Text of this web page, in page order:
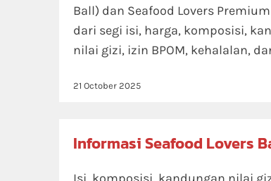
Ball) dan Seafood Lovers
dari segi isi, harga, komposisi,
nilai gizi, izin BPOM, kehalalan,
21 October 2025
Informasi Seafood Lovers